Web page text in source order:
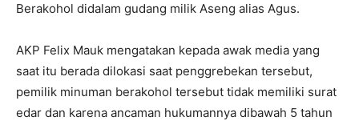
Berakohol didalam gudang milik Aseng alias Agus.
AKP Felix Mauk mengatakan kepada awak media yang
saat itu berada dilokasi saat penggrebekan tersebut,
pemilik minuman berakohol tersebut tidak memiliki surat
edar dan karena ancaman hukumannya dibawah 5 tahun